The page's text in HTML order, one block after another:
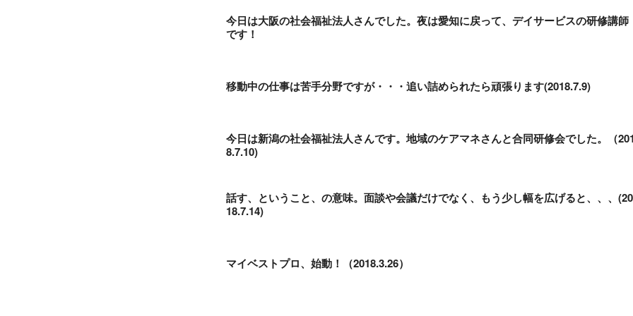
今日は大阪の社会福祉法人さんでした。夜は愛知に戻って、デイサービスの研修講師
です！
移動中の仕事は苦手分野ですが・・・追い詰められたら頑張ります(2018.7.9)
今日は新潟の社会福祉法人さんです。地域のケアマネさんと合同研修会でした。（
8.7.10)
話す、ということ、の意味。面談や会議だけでなく、もう少し幅を広げると、、、(20
18.7.14)
マイベストプロ、始動！（2018.3.26）